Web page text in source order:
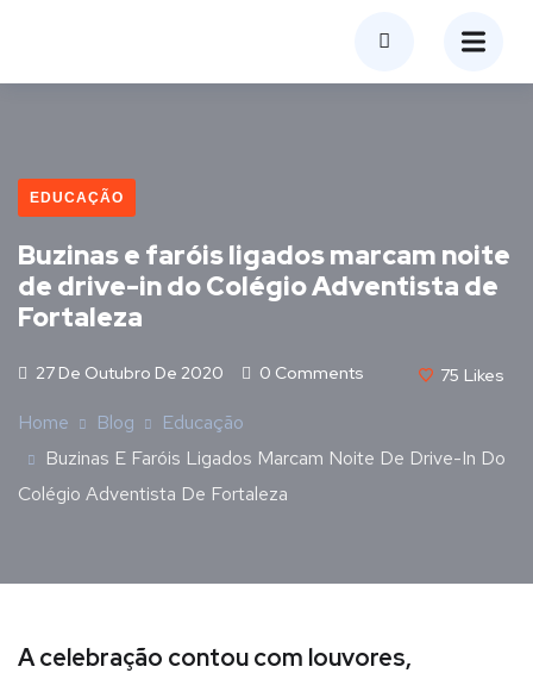
EDUCAÇÃO
Buzinas e faróis ligados marcam noite
de drive-in do Colégio Adventista de
Fortaleza
27 De Outubro De 2020 0 Comments 75 Likes
Home Blog
Educação
Buzinas E Faróis Ligados Marcam Noite De Drive-In Do
Colégio Adventista De Fortaleza
A celebração contou com louvores,